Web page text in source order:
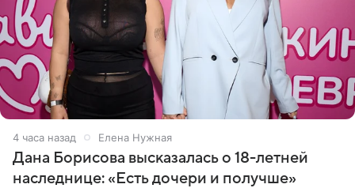
4 часа назад Елена Нужная
Дана Борисова высказалась о 18-летней
наследнице: «Есть дочери и получше»